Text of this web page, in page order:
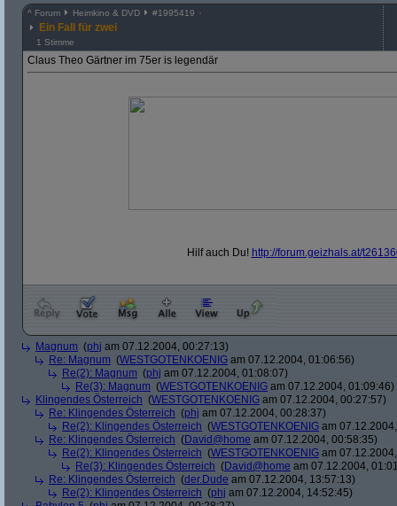
^ Forum Heimkino & DVD #1995419
Ein Fall für zwei
1 Stimme
Claus Theo Gärtner im 75er is legendär
Hilf auch Du! http://forum.geizhals.at/
Magnum (phj am 07.12.2004, 00:27:13)
Re: Magnum (WESTGOTENKOENIG am 07.12.2004, 01:06:56)
Re(2): Magnum (phj am 07.12.2004, 01:08:07)
Re(3): Magnum (WESTGOTENKOENIG am 07.12.2004, 01:09:46)
Klingendes Österreich (WESTGOTENKOENIG am 07.12.2004, 00:27:57)
Re: Klingendes Österreich (phj am 07.12.2004, 00:28:37)
Re(2): Klingendes Österreich (WESTGOTENKOENIG am
Re: Klingendes Österreich (David@home am 07.12.2004, 00:58:35)
Re(2): Klingendes Österreich (WESTGOTENKOENIG am
Re(3): Klingendes Österreich (David@home am 07.12.2004,
Re: Klingendes Österreich (der.Dude am 07.12.2004, 13:57:13)
Re(2): Klingendes Österreich (phj am 07.12.2004, 14:52:45)